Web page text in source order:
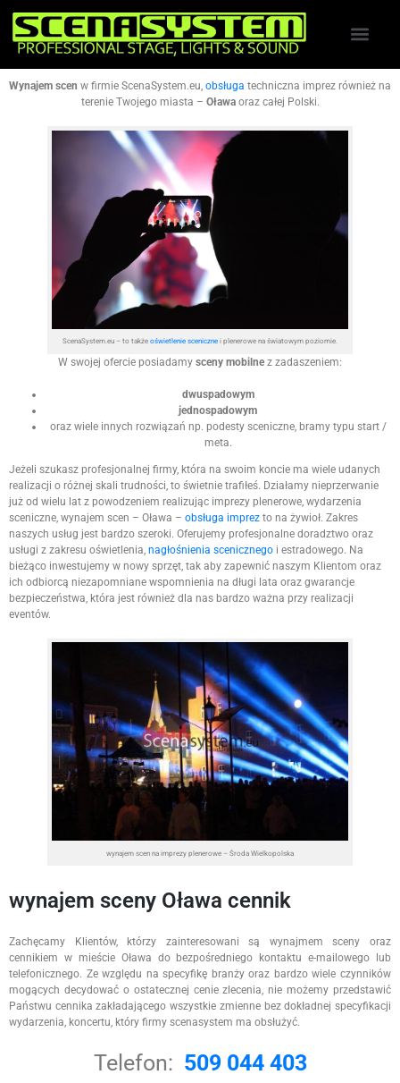
Wynajem scen w firmie ScenaSystem.eu, obsługa techniczna imprez również na
terenie Twojego miasta – Oława oraz całej Polski.
ScenaSystem.eu – to także oświetlenie scenicznei plenerowe na światowym poziomie.
W swojej ofercie posiadamy sceny mobilne z zadaszeniem:
dwuspadowym
jednospadowym
oraz wiele innych rozwiązań np. podesty sceniczne, bramy typu start /
meta.
Jeżeli szukasz profesjonalnej firmy, która na swoim koncie ma wiele udanych
realizacji o różnej skali trudności, to świetnie trafiłeś. Działamy nieprzerwanie
już od wielu lat z powodzeniem realizując imprezy plenerowe, wydarzenia
sceniczne, wynajem scen – Oława – obsługa imprez to na żywioł. Zakres
naszych usług jest bardzo szeroki. Oferujemy profesjonalne doradztwo oraz
usługi z zakresu oświetlenia, nagłośnienia scenicznego i estradowego. Na
bieżąco inwestujemy w nowy sprzęt, tak aby zapewnić naszym Klientom oraz
ich odbiorcą niezapomniane wspomnienia na długi lata oraz gwarancje
bezpieczeństwa, która jest również dla nas bardzo ważna przy realizacji
eventów.
wynajem scen na imprezy plenerowe – Środa Wielkopolska
wynajem sceny Oława cennik
Zachęcamy Klientów, którzy zainteresowani są wynajmem sceny oraz
cennikiem w mieście Oława do bezpośredniego kontaktu e-mailowego lub
telefonicznego. Ze względu na specyfikę branży oraz bardzo wiele czynników
mogących decydować o ostatecznej cenie zlecenia, nie możemy przedstawić
Państwu cennika zakładającego wszystkie zmienne bez dokładnej specyfikacji
wydarzenia, koncertu, który firmy scenasystem ma obsłużyć.
Telefon: 509 044 403